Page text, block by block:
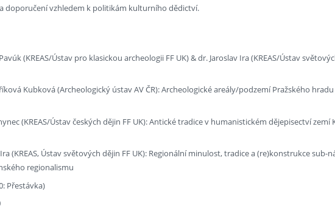
doporučení vzhledem k politikám kulturního dědictví.
(KREAS/Ústav pro klasickou archeologii FF UK) & dr. Jaroslav Ira (KREAS/Ústav
Kubková (Archeologický ústav AV ČR): Archeologické areály/podzemí Pražského
(KREAS/Ústav českých dějin FF UK): Antické tradice v humanistickém dějepisectví
(KREAS, Ústav světových dějin FF UK): Regionální minulost, tradice a (re)konstrukce
regionalismu
Přestávka)